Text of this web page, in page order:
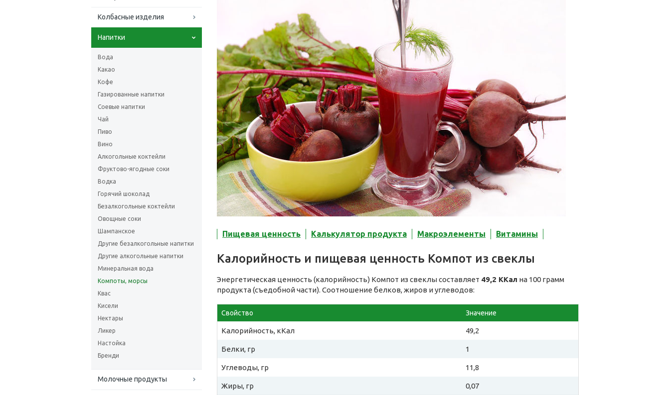
Колбасные изделия
Напитки
Вода
Какао
Кофе
Газированные напитки
Соевые напитки
Чай
Пиво
Вино
Алкогольные коктейли
Фруктово-ягодные соки
Водка
Горячий шоколад
Безалкогольные коктейли
Овощные соки
Шампанское
Другие безалкогольные напитки
Другие алкогольные напитки
Минеральная вода
Компоты, морсы
Квас
Кисели
Нектары
Ликер
Настойка
Бренди
Молочные продукты
Пищевая ценность Калькулятор продукта Макроэлементы Витамины
Калорийность и пищевая ценность Компот из свеклы
Энергетическая ценность (калорийность) Компот из свеклы составляет 49,2 ККал на 100 грамм
продукта (съедобной части). Соотношение белков, жиров и углеводов:
Свойство Значение
Калорийность, кКал 49,2
Белки, гр 1
Углеводы, гр 11,8
Жиры, гр 0,07